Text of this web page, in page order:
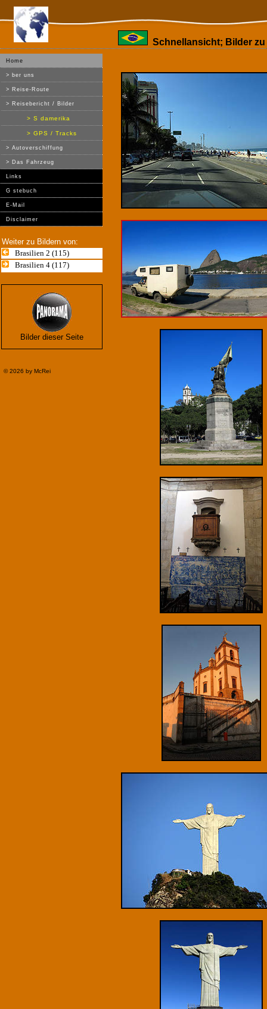
Home
> ber uns
> Reise-Route
> Reisebericht / Bilder
> S damerika
> GPS / Tracks
> Autoverschiffung
> Das Fahrzeug
Links
G stebuch
E-Mail
Disclaimer
Weiter zu Bildern von:
Brasilien 2 (115)
Brasilien 4 (117)
Bilder dieser Seite
©2026 by McRei
Schnellansicht; Bilder